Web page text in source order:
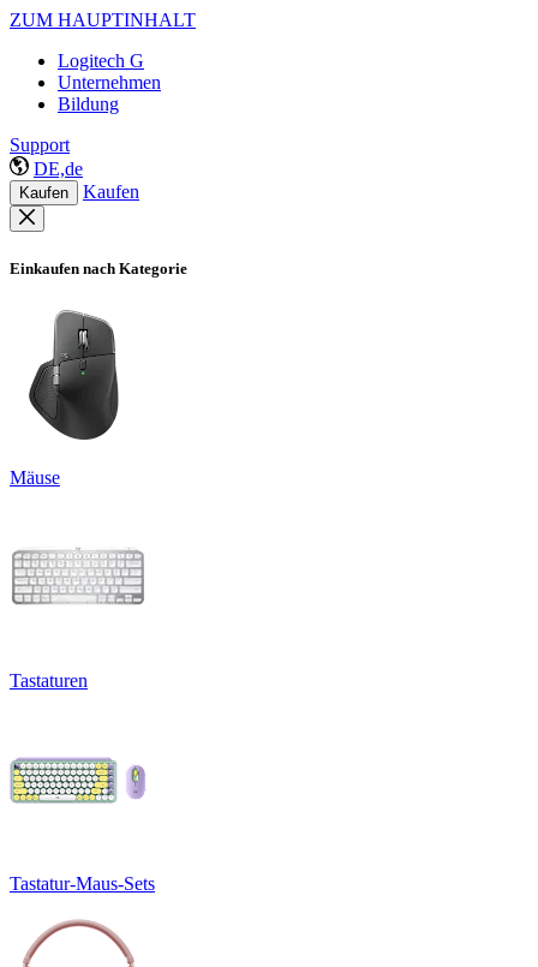
ZUM HAUPTINHALT
Logitech G
Unternehmen
Bildung
Support
DE,de
Kaufen Kaufen
Einkaufen nach Kategorie
Mäuse
Tastaturen
Tastatur-Maus-Sets